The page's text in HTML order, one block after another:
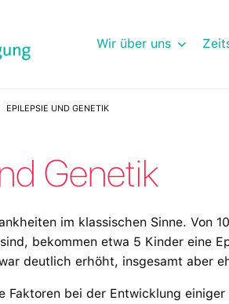
Wir über uns
EPILEPSIE UND GENETIK
Genetik
im klassischen Sinne. Von
bekommen etwa 5 Kinder eine
deutlich erhöht, insgesamt aber
Faktoren bei der Entwicklung